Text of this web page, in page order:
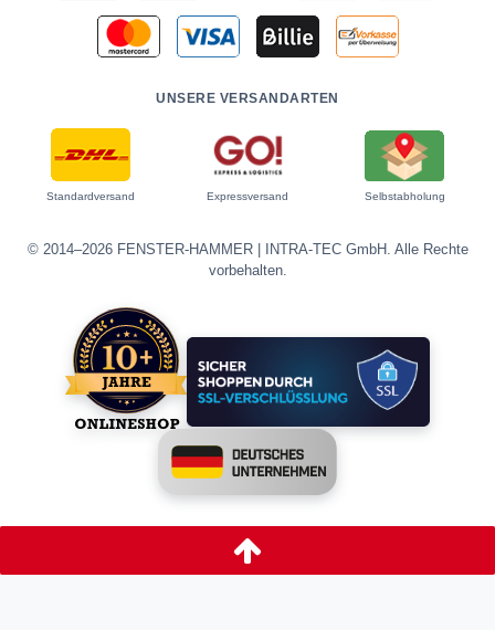
UNSERE VERSANDARTEN
Standardversand Expressversand Selbstabholung
© 2014–2026 FENSTER-HAMMER | INTRA-TEC GmbH. Alle Rechte
vorbehalten.